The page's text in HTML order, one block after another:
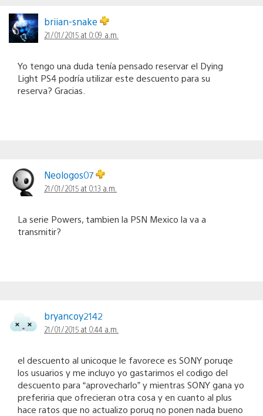
briian-snake
21/01/2015 at 0:09 a.m.
Yo tengo una duda tenía pensado reservar el Dying
Light PS4 podría utilizar este descuento para su
reserva? Gracias.
Neologos07
21/01/2015 at 0:13 a.m.
La serie Powers, tambien la PSN Mexico la va a
transmitir?
bryancoy2142
21/01/2015 at 0:44 a.m.
el descuento al unicoque le favorece es SONY poruqe
los usuarios y me incluyo yo gastarimos el codigo del
descuento para “aprovecharlo” y mientras SONY gana yo
preferiria que ofrecieran otra cosa y en cuanto al plus
hace ratos que no actualizo poruq no ponen nada bueno